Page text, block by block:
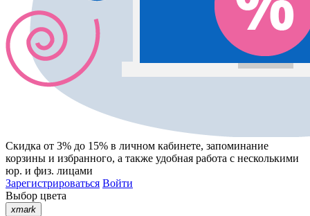
Скидка от 3% до 15% в личном кабинете, запоминание
корзины и избранного, а также удобная работа с несколькими
юр. и физ. лицами
Зарегистрироваться Войти
Выбор цвета
xmark